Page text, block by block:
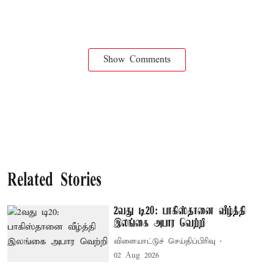
Show Comments
Related Stories
2வது டி20: பாகிஸ்தானை வீழ்த்தி
இலங்கை அபார வெற்றி
விளையாட்டுச் செய்திப்பிரிவு
02 Aug 2026